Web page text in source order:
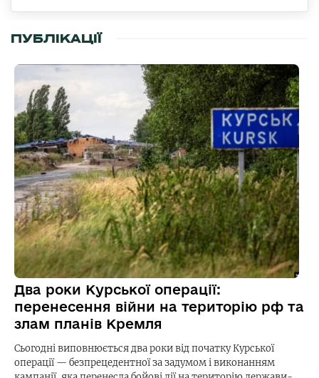
ПУБЛІКАЦІЇ
Два роки Курської операції:
перенесення війни на територію рф та
злам планів Кремля
Сьогодні виповнюється два роки від початку Курської
операції — безпрецедентної за задумом і виконанням